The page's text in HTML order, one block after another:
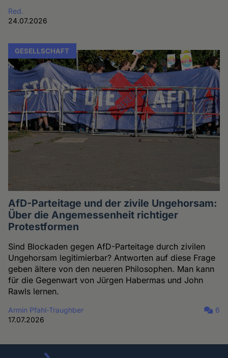
Red.
24.07.2026
GESELLSCHAFT
AfD-Parteitage und der zivile Ungehorsam:
Über die Angemessenheit richtiger
Protestformen
Sind Blockaden gegen AfD-Parteitage durch zivilen
Ungehorsam legitimierbar? Antworten auf diese Frage
geben ältere von den neueren Philosophen. Man kann
für die Gegenwart von Jürgen Habermas und John
Rawls lernen.
Armin Pfahl-Traughber
17.07.2026
6